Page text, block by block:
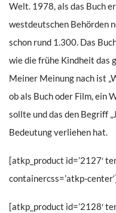
Welt. 1978, als das Buch
westdeutschen Behörden
schon rund 1.300. Das
wie die frühe Kindheit das
Meiner Meinung nach ist
ob als Buch oder Film, ein
sollte und das den Begriff
Bedeutung verliehen hat.
[atkp_product id=’2127′
containercss=’atkp-
[atkp_product id=’2128′